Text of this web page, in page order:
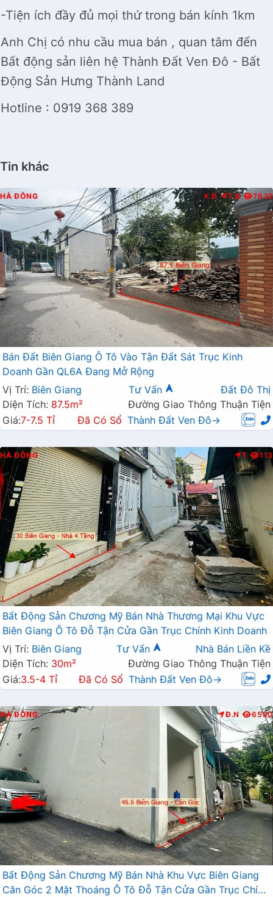
-Tiện ích đầy đủ mọi thứ trong bán kính 1km
Anh Chị có nhu cầu mua bán , quan tâm đến
Bất động sản liên hệ Thành Đất Ven Đô - Bất
Động Sản Hưng Thành Land
Hotline : 0919 368 389
Tin khác
HÀ ĐÔNG K.D T.B 7632
Bán Đất Biên Giang Ô Tô Vào Tận Đất Sát Trục Kinh
Doanh Gần QL6A Đang Mở Rộng
Vị Trí: Biên Giang Tư Vấn
Đất Đô Thị
Diện Tích: 87.5m²
Đường Giao Thông Thuận Tiện
Giá:7-7.5 Tỉ Đã Có Sổ Thành Đất Ven Đô→
HÀ ĐÔNG T 113
Bất Động Sản Chương Mỹ Bán Nhà Thương Mại Khu Vực
Biên Giang Ô Tô Đỗ Tận Cửa Gần Trục Chính Kinh Doanh
Vị Trí: Biên Giang Tư Vấn
Nhà Bán Liền Kề
Diện Tích: 30m²
Đường Giao Thông Thuận Tiện
Giá:3.5-4 Tỉ Đã Có Sổ Thành Đất Ven Đô→
HÀ ĐÔNG Đ.N 6580
Bất Động Sản Chương Mỹ Bán Nhà Khu Vực Biên Giang
Căn Góc 2 Mặt Thoáng Ô Tô Đỗ Tận Cửa Gần Trục Chính